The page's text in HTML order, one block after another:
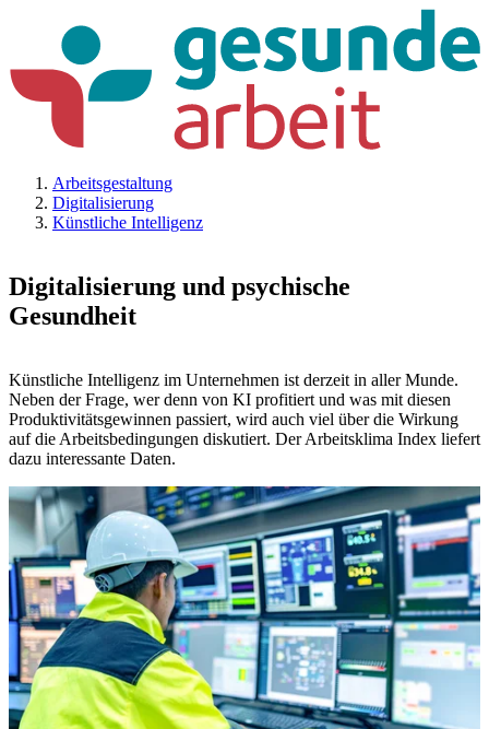
Arbeitsgestaltung
Digitalisierung
Künstliche Intelligenz
Digitalisierung und psychische
Gesundheit
Künstliche Intelligenz im Unternehmen ist derzeit in aller Munde.
Neben der Frage, wer denn von KI profitiert und was mit diesen
Produktivitätsgewinnen passiert, wird auch viel über die Wirkung
auf die Arbeitsbedingungen diskutiert. Der Arbeitsklima Index liefert
dazu interessante Daten.